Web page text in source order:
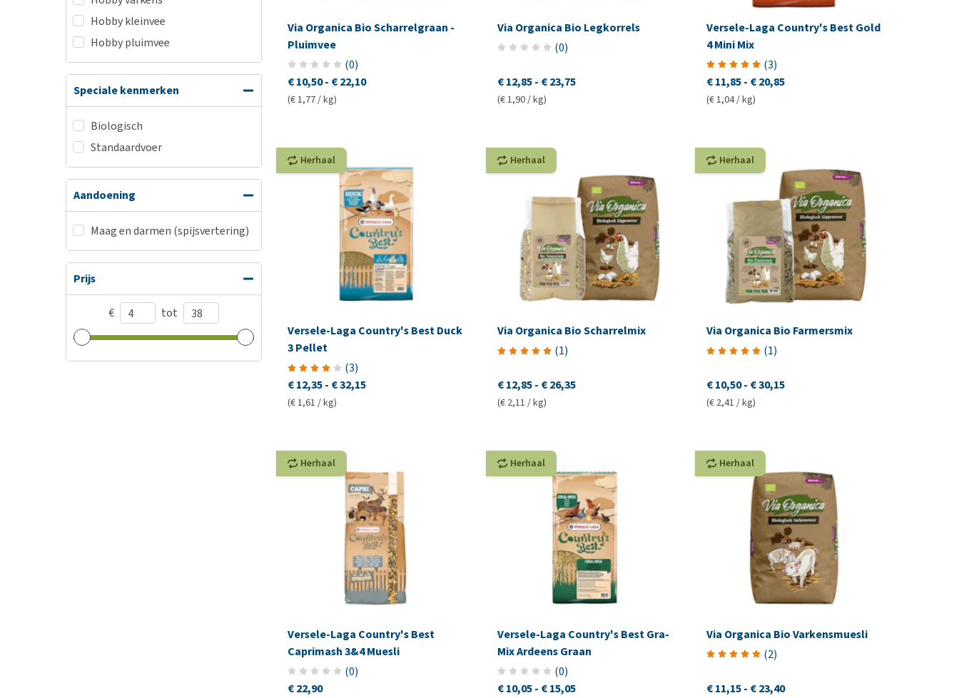
Hobby kleinvee
Hobby pluimvee
Speciale kenmerken
Biologisch
Standaardvoer
Aandoening
Maag en darmen (spijsvertering)
Prijs
€ tot
Via Organica Bio Scharrelgraan -
Pluimvee
(0)
€ 10,50- € 22,10
(€ 1,77 / kg)
Via Organica Bio Legkorrels
(0)
€ 12,85 - € 23,75
(€ 1,90 / kg)
Versele-Laga Country's Best Gold
4 Mini Mix
(3)
€ 11,85- € 20,85
(€ 1,04 / kg)
Herhaal
Versele-Laga Country's Best Duck
3 Pellet
(3)
€ 12,35- € 32,15
(€ 1,61 / kg)
Herhaal
Via Organica Bio Scharrelmix
(1)
€ 12,85 - € 26,35
(€ 2,11 / kg)
Herhaal
Via Organica Bio Farmersmix
(1)
€ 10,50- € 30,15
(€ 2,41 / kg)
Herhaal
Versele-Laga Country's Best
Caprimash 3&4 Muesli
(0)
€ 22,90
Herhaal
Versele-Laga Country's Best Gra-
Mix Ardeens Graan
(0)
€ 10,05 - € 15,05
Herhaal
Via Organica Bio Varkensmuesli
(2)
€ 11,15- € 23,40